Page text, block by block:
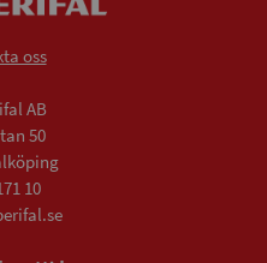
oss
AB
50
10